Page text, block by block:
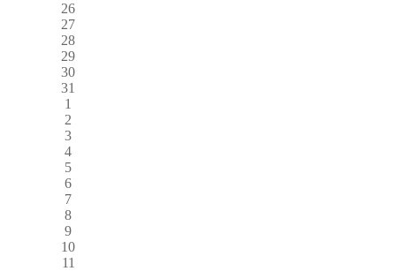
26
27
28
29
30
31
1
2
3
4
5
6
7
8
9
10
11